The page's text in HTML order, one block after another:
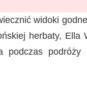
widoki
herbaty, Ella
podczas